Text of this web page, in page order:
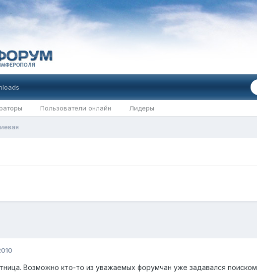
Пользователи онлайн Лидеры
Возможно кто-то из уважаемых форумчан уже задавался